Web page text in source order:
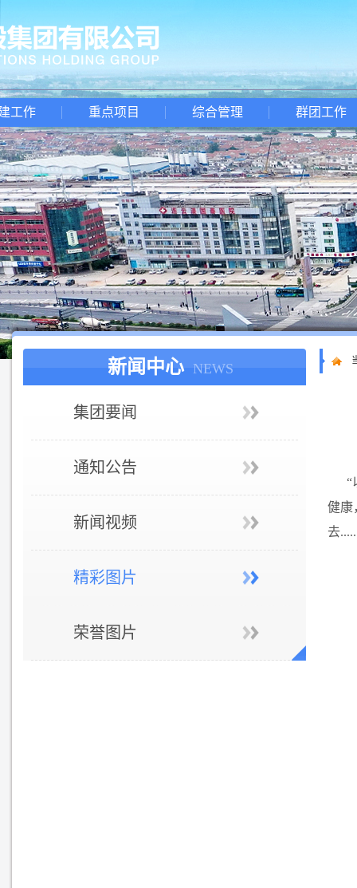
工作 重点项目 综合管理 群团工作
新闻中心 NEWS
集团要闻
通知公告
新闻视频
精彩图片
荣誉图片
“
健康
去